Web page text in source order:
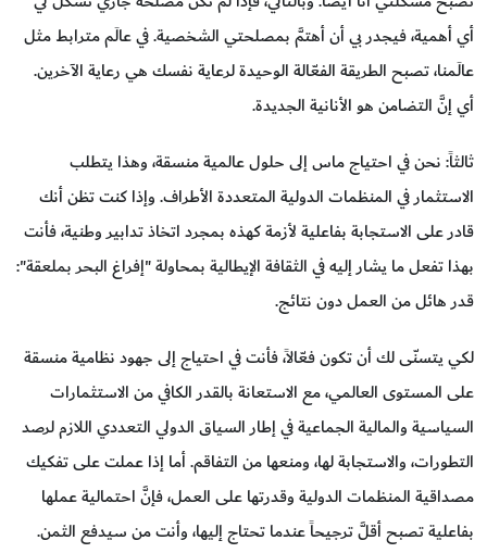
أي أهمية، فيجدر بي أن أهتمَّ بمصلحتي الشخصية. في عالَم مترابط مثل
عالَمنا، تصبح الطريقة الفعّالة الوحيدة لرعاية نفسك هي رعاية الآخرين.
أي إنَّ التضامن هو الأنانية الجديدة.
ثالثاً: نحن في احتياج ماس إلى حلول عالمية منسقة، وهذا يتطلب
الاستثمار في المنظمات الدولية المتعددة الأطراف. وإذا كنت تظن أنك
قادر على الاستجابة بفاعلية لأزمة كهذه بمجرد اتخاذ تدابير وطنية، فأنت
بهذا تفعل ما يشار إليه في الثقافة الإيطالية بمحاولة "إفراغ البحر بملعقة":
قدر هائل من العمل دون نتائج.
لكي يتسنّى لك أن تكون فعّالاً، فأنت في احتياج إلى جهود نظامية منسقة
على المستوى العالمي، مع الاستعانة بالقدر الكافي من الاستثمارات
السياسية والمالية الجماعية في إطار السياق الدولي التعددي اللازم لرصد
التطورات، والاستجابة لها، ومنعها من التفاقم. أما إذا عملت على تفكيك
مصداقية المنظمات الدولية وقدرتها على العمل، فإنَّ احتمالية عملها
بفاعلية تصبح أقلَّ ترجيحاً عندما تحتاج إليها، وأنت من سيدفع الثمن.